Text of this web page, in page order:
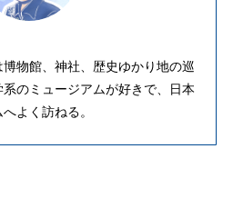
物館、神社、歴史ゆかり地の巡
のミュージアムが好きで、日本
よく訪ねる。